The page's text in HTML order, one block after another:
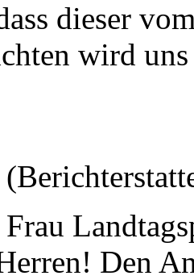
dieser
wird
Frau
Den